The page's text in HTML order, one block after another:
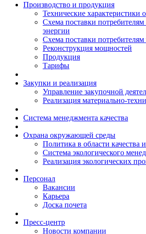
Производство и продукция
Технические характеристики
Схема поставки потребителям
энергии
Схема поставки
Реконструкция мощностей
Продукция
Тарифы
Закупки и реализация
Управление закупочной
Реализация материально-
Система менеджмента качества
Охрана окружающей среды
Политика в области качества
Система экологического
Реализация экологических
Персонал
Вакансии
Карьера
Доска почета
Пресс-центр
Новости компании